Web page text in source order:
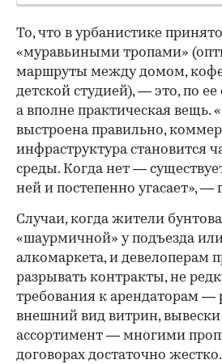
То, что в урбанистике
«муравьиными тропами»
маршруты между домом,
детской студией), — это, по ее
а вполне практическая вещь.
выстроена правильно,
инфраструктура становится
среды. Когда нет —
ней и постепенно угасает», —
Случаи, когда жители
«шаурмичной» у подъезда
алкомаркета, и девелоперам
разрывать контракты, не
требования к арендаторам
внешний вид витрин,
ассортимент — многими
договорах достаточно жестко.